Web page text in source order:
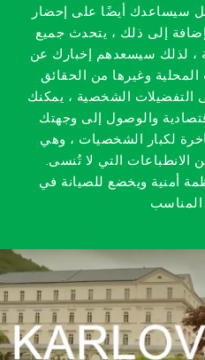
سيساعدك أيضًا على إحضار
إلى ذلك ، يتحدث جميع
، لذلك سيسعدهم إخبارك عن
المحلية وغيرها من الحقائق
التفضيلات الشخصية ، يمكنك
والوصول إلى وجهتك
لكبار الشخصيات ، وهي
التي لا تُنسى.
أمنية ويخضع للصيانة في